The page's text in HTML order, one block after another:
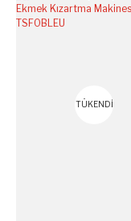
TÜKENDİ